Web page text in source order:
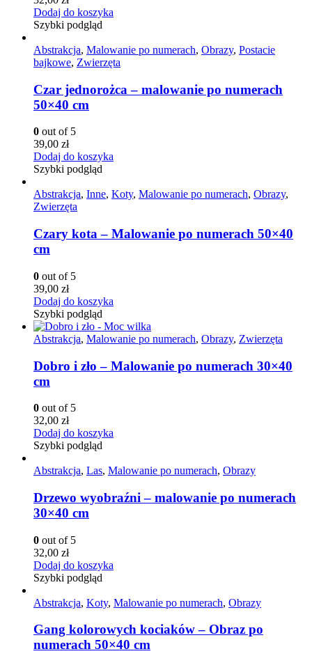
Dodaj do koszyka
Szybki podgląd
Abstrakcja, Malowanie po numerach, Obrazy, Postacie
bajkowe, Zwierzęta
Czar jednorożca – malowanie po numerach
50×40 cm
0 out of 5
39,00 zł
Dodaj do koszyka
Szybki podgląd
Abstrakcja, Inne, Koty, Malowanie po numerach, Obrazy,
Zwierzęta
Czary kota – Malowanie po numerach 50×40
cm
0 out of 5
39,00 zł
Dodaj do koszyka
Szybki podgląd
Abstrakcja, Malowanie po numerach, Obrazy, Zwierzęta
Dobro i zło – Malowanie po numerach 30×40
cm
0 out of 5
32,00 zł
Dodaj do koszyka
Szybki podgląd
Abstrakcja, Las, Malowanie po numerach, Obrazy
Drzewo wyobraźni – malowanie po numerach
30×40 cm
0 out of 5
32,00 zł
Dodaj do koszyka
Szybki podgląd
Abstrakcja, Koty, Malowanie po numerach, Obrazy
Gang kolorowych kociaków – Obraz po
numerach 50×40 cm